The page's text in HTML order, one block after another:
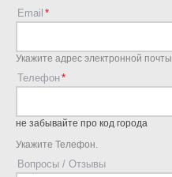
Email
Укажите адрес электронной почты
Телефон
не забывайте про код города
Укажите Телефон.
Вопросы / Отзывы